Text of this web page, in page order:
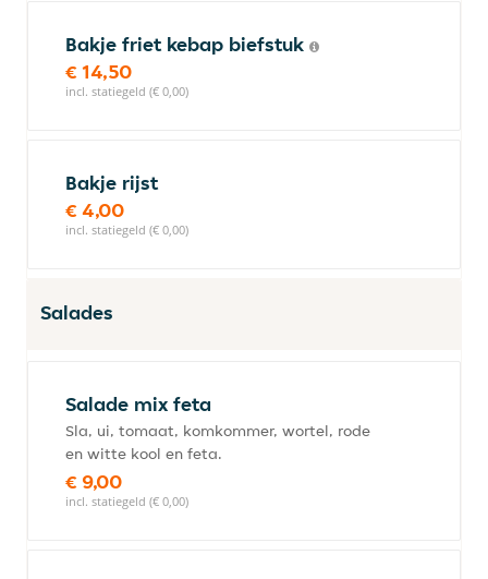
Bakje friet kebap biefstuk
€ 14,50
incl. statiegeld (€ 0,00)
Bakje rijst
€ 4,00
incl. statiegeld (€ 0,00)
Salades
Salade mix feta
Sla, ui, tomaat, komkommer, wortel, rode
en witte kool en feta.
€ 9,00
incl. statiegeld (€ 0,00)